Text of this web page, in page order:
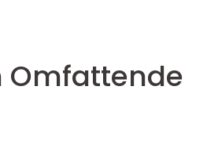
Omfattende